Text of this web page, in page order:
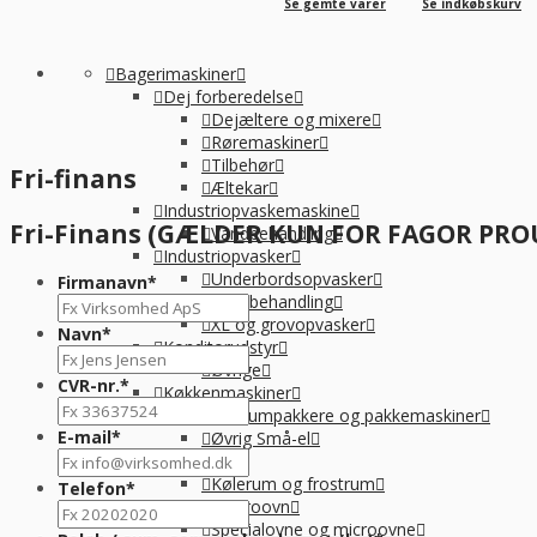
Se gemte varer
Se indkøbskurv
Bagerimaskiner
Dej forberedelse
Dejæltere og mixere
Røremaskiner
Tilbehør
Æltekar
Industriopvaskemaskine
Vandbehandling
Industriopvasker
Underbordsopvasker
Vandbehandling
XL og grovopvasker
Konditorudstyr
Øvrige
Køkkenmaskiner
Vakuumpakkere og pakkemaskiner
Øvrig Små-el
Køl / Frys
Kølerum og frostrum
Ovn & microovn
Specialovne og microovne
Fri-finans
Fri-Finans (GÆLDER KUN FOR FAGOR
Firmanavn*
Navn*
CVR-nr.*
E-mail*
Telefon*